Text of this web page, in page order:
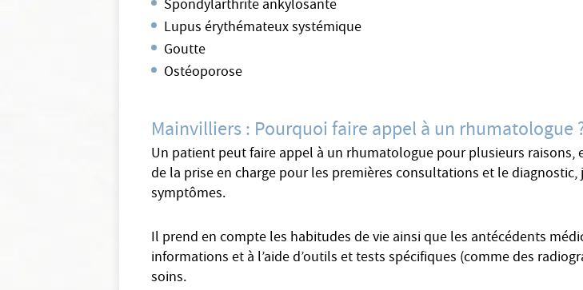
Spondylarthrite ankylosante
Lupus érythémateux systémique
Goutte
Ostéoporose
Mainvilliers : Pourquoi faire appel à un rhumatologue
Un patient peut faire appel à un rhumatologue pour plusieurs
de la prise en charge pour les premières consultations et le
symptômes.
Il prend en compte les habitudes de vie ainsi que les antécédents
informations et à l’aide d’outils et tests spécifiques (comme des
soins.